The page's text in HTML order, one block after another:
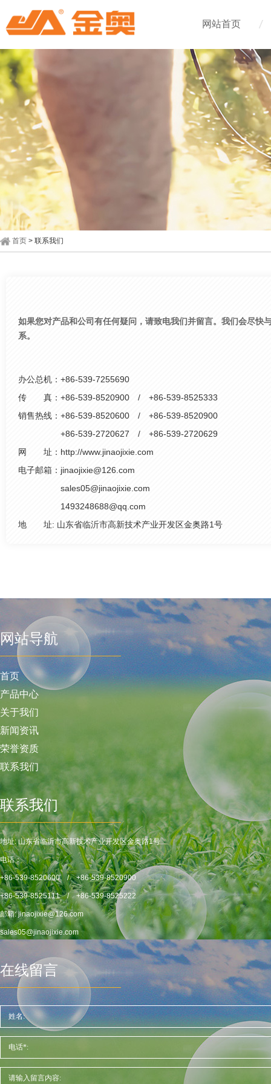
网站首页
首页 > 联系我们
如果您对产品和公司有任何疑问，请致电我们并留言。我们会尽快
系。
办公总机：+86-539-7255690
传 真：+86-539-8520900 / +86-539-8525333
销售热线：+86-539-8520600 / +86-539-8520900
+86-539-2720627 / +86-539-2720629
网 址：http://www.jinaojixie.com
电子邮箱：jinaojixie@126.com
sales05@jinaojixie.com
1493248688@qq.com
地 址: 山东省临沂市高新技术产业开发区金奥路1号
网站导航
首页
产品中心
关于我们
新闻资讯
荣誉资质
联系我们
联系我们
地址: 山东省临沂市高新技术产业开发区金奥路1号
电话：
+86-539-8520600 / +86-539-8520900
+86-539-8525111 / +86-539-8525222
邮箱: jinaojixie@126.com
sales05@jinaojixie.com
在线留言